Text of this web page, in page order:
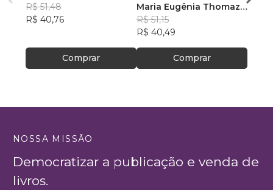
R$ 51,48
R$ 40,76
Comprar
Maria Eugênia Thomaz
Figueira
R$ 51,15
R$ 40,49
Comprar
Vitor
NOSSA MISSÃO
Democratizar a publicação e venda de
livros.